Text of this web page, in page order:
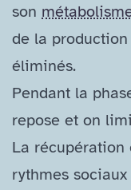
son
de la
éliminés.
Pendant la
repose et on
La
rythmes